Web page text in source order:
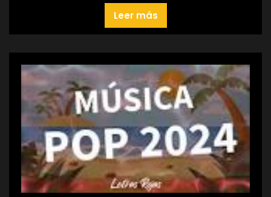
Leer más